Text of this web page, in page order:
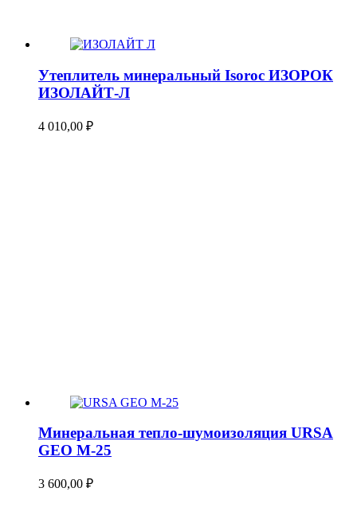
Утеплитель минеральный Isoroc ИЗОРОК
ИЗОЛАЙТ-Л
4 010,00 ₽
Минеральная тепло-шумоизоляция URSA
GEO М-25
3 600,00 ₽